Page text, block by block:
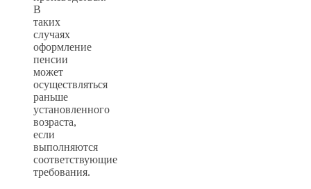
В
таких
случаях
оформление
пенсии
может
осуществляться
раньше
установленного
возраста,
если
выполняются
соответствующие
требования.